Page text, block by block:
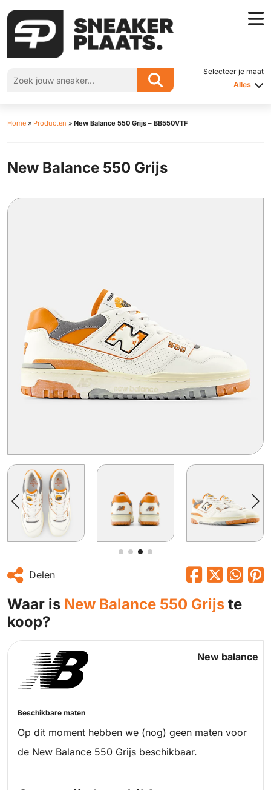
Selecteer je maat
Alles
Home » Producten » New Balance 550 Grijs – BB550VTF
New Balance 550 Grijs
Delen
Waar is New Balance 550 Grijs te
koop?
New balance
Beschikbare maten
Op dit moment hebben we (nog) geen maten voor
de New Balance 550 Grijs beschikbaar.